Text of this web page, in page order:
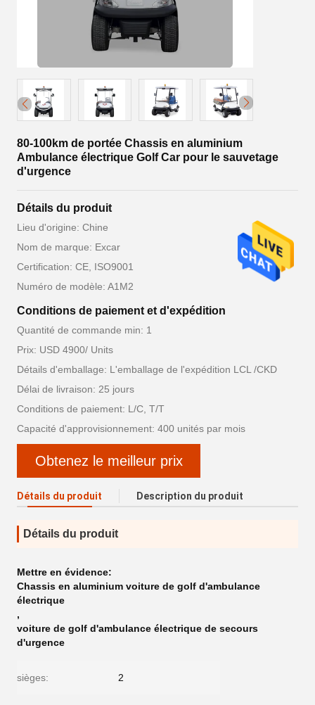
80-100km de portée Chassis en aluminium
Ambulance électrique Golf Car pour le sauvetage
d'urgence
Détails du produit
Lieu d'origine: Chine
Nom de marque: Excar
Certification: CE, ISO9001
Numéro de modèle: A1M2
Conditions de paiement et d'expédition
Quantité de commande min: 1
Prix: USD 4900/ Units
Détails d'emballage: L'emballage de l'expédition LCL /CKD
Délai de livraison: 25 jours
Conditions de paiement: L/C, T/T
Capacité d'approvisionnement: 400 unités par mois
Obtenez le meilleur prix
Détails du produit Description du produit
Détails du produit
Mettre en évidence:
Chassis en aluminium voiture de golf d'ambulance
électrique
,
voiture de golf d'ambulance électrique de secours
d'urgence
sièges: 2